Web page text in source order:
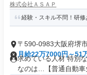
株式会社ＡＳＡＰ
経験・スキル不問！研
〒590-0983大阪府堺
月給22万7000円～51
求めている人材 特別
なのは…【普通自動車